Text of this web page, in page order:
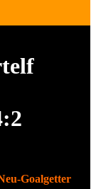
Goalgetter